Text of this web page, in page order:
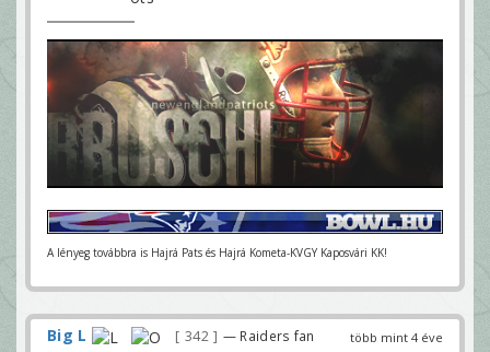
A lényeg továbbra is Hajrá Pats és Hajrá Kometa-KVGY Kaposvári KK!
több mint 4 éve
Big L 342 — Raiders fan